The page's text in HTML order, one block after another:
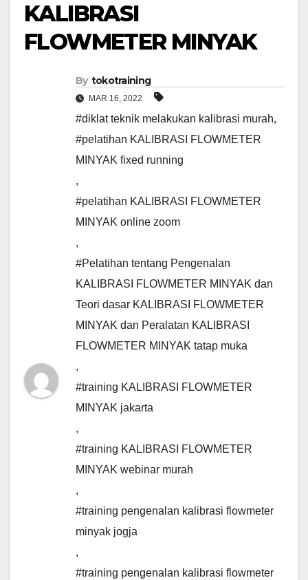
KALIBRASI
FLOWMETER MINYAK
By tokotraining
MAR 16, 2022
#diklat teknik melakukan kalibrasi murah,
#pelatihan KALIBRASI FLOWMETER
MINYAK fixed running
,
#pelatihan KALIBRASI FLOWMETER
MINYAK online zoom
,
#Pelatihan tentang Pengenalan
KALIBRASI FLOWMETER MINYAK dan
Teori dasar KALIBRASI FLOWMETER
MINYAK dan Peralatan KALIBRASI
FLOWMETER MINYAK tatap muka
,
#training KALIBRASI FLOWMETER
MINYAK jakarta
,
#training KALIBRASI FLOWMETER
MINYAK webinar murah
,
#training pengenalan kalibrasi flowmeter
minyak jogja
,
#training pengenalan kalibrasi flowmeter